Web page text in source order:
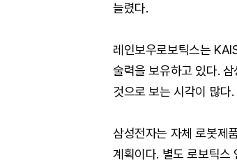
늘렸다.
레인보우로보틱스는
술력을 보유하고 있다.
것으로 보는 시각이 많다.
삼성전자는 자체 로봇제
계획이다. 별도 로보틱스